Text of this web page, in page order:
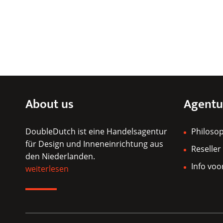
About us
DoubleDutch ist eine Handelsagentur
für Design und Inneneinrichtung aus
den Niederlanden.
weiterlesen
Info